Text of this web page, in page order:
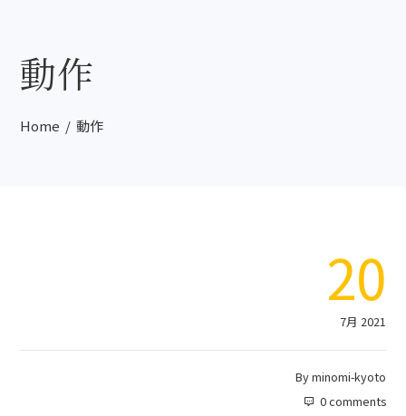
動作
Home 動作
20
7月 2021
Byminomi-kyoto
0 comments